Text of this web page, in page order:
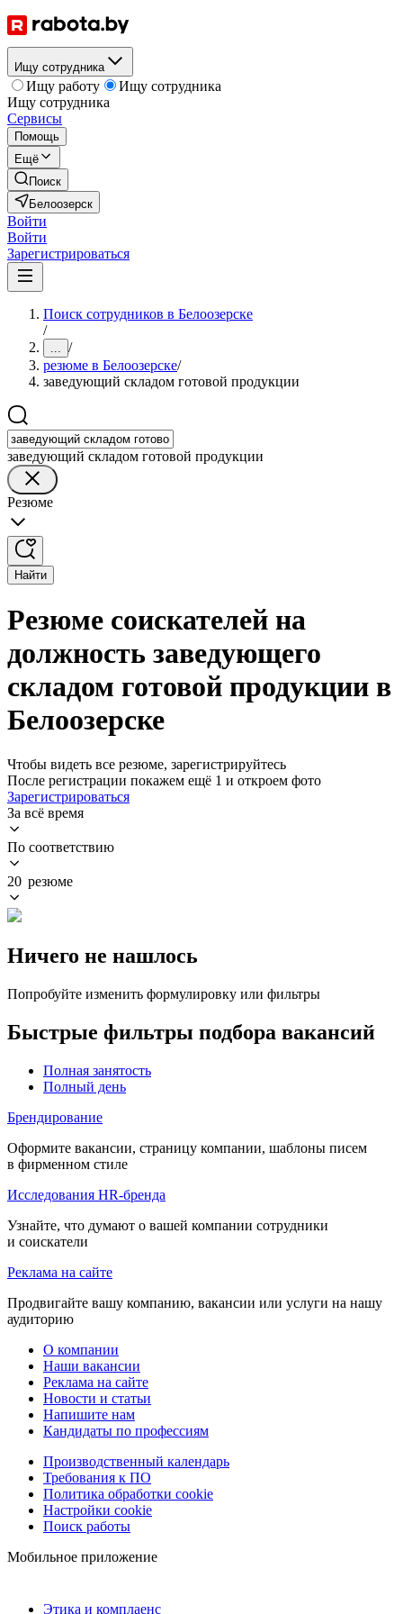
Ищу сотрудника
Ищу работу
Ищу сотрудника
Ищу сотрудника
Сервисы
Помощь
Ещё
Поиск
Белоозерск
Войти
Войти
Зарегистрироваться
Поиск сотрудников в Белоозерске
/
... /
резюме в Белоозерске/
заведующий складом готовой продукции
заведующий складом готовой продукции
Резюме
Найти
Резюме соискателей на
должность заведующего
складом готовой продукции в
Белоозерске
Чтобы видеть все резюме, зарегистрируйтесь
После регистрации покажем ещё 1 и откроем фото
Зарегистрироваться
За всё время
По соответствию
20 резюме
Ничего не нашлось
Попробуйте изменить формулировку или фильтры
Быстрые фильтры подбора вакансий
Полная занятость
Полный день
Брендирование
Оформите вакансии, страницу компании, шаблоны писем
в фирменном стиле
Исследования HR-бренда
Узнайте, что думают о вашей компании сотрудники
и соискатели
Реклама на сайте
Продвигайте вашу компанию, вакансии или услуги на нашу
аудиторию
О компании
Наши вакансии
Реклама на сайте
Новости и статьи
Напишите нам
Кандидаты по профессиям
Производственный календарь
Требования к ПО
Политика обработки cookie
Настройки cookie
Поиск работы
Мобильное приложение
Этика и комплаенс